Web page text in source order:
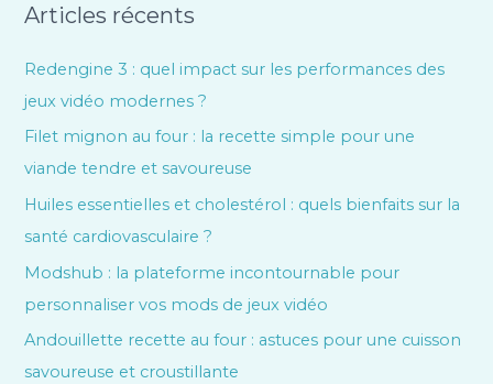
Articles récents
Redengine 3 : quel impact sur les performances des
jeux vidéo modernes ?
Filet mignon au four : la recette simple pour une
viande tendre et savoureuse
Huiles essentielles et cholestérol : quels bienfaits sur la
santé cardiovasculaire ?
Modshub : la plateforme incontournable pour
personnaliser vos mods de jeux vidéo
Andouillette recette au four : astuces pour une cuisson
savoureuse et croustillante